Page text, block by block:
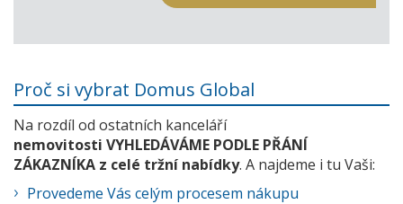
Proč si vybrat Domus Global
Na rozdíl od ostatních kanceláří
nemovitosti VYHLEDÁVÁME PODLE PŘÁNÍ
ZÁKAZNÍKA z celé tržní nabídky. A najdeme i tu Vaši:
Provedeme Vás celým procesem nákupu